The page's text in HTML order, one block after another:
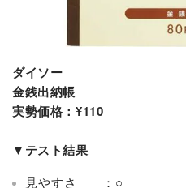
ダイソー
金銭出納帳
実勢価格：¥110
▼テスト結果
見やすさ ：○